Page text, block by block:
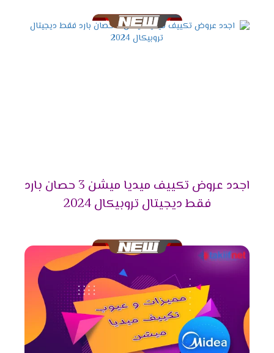
أستمتع مع أجهزة ميديا بأقوى شاشة عرض ديجيتال
تعمل بالتكنولوجيا الحديثة التى تزيد من اختلاف
التميز بالتبريد السريع
علشان تقدر تتخلص من حر الصيف المزعج كان من
التميز بالتشغيل التلقائى
لانقطاع الكهرباء المتكرر وفرنا لعملائنا الكرام خاصية
التشغيل التلقائى التى تعمل على اعادة تشغيل
الجهاز مرة اخرى عند عودة الكهرباء وتقوم بحفظ
كافة الخواص التى كانت تعمل ليعيد تشغيلها مرة
أخرى وبجانب كل تلك المميزات تحافظ على الجهاز من
اجدد عروض تكييف ميديا ميشن 3 حصان بارد
فقط ديجيتال تروبيكال 2024